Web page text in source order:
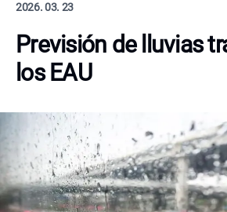
2026. 03. 23
Previsión de lluvias
los EAU